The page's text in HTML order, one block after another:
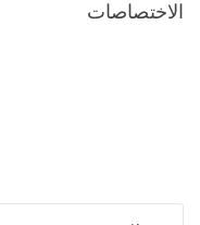
الاختصاصات